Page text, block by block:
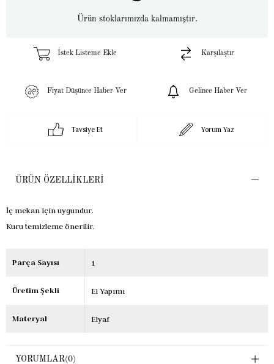
Ürün stoklarımızda kalmamıştır.
İstek Listeme Ekle Karşılaştır
Fiyat Düşünce Haber Ver Gelince Haber Ver
Tavsiye Et Yorum Yaz
ÜRÜN ÖZELLIKLERI
İç mekan için uygundur.
Kuru temizleme önerilir.
Parça Sayısı 1
Üretim Şekli El Yapımı
Materyal Elyaf
YORUMLAR(0)